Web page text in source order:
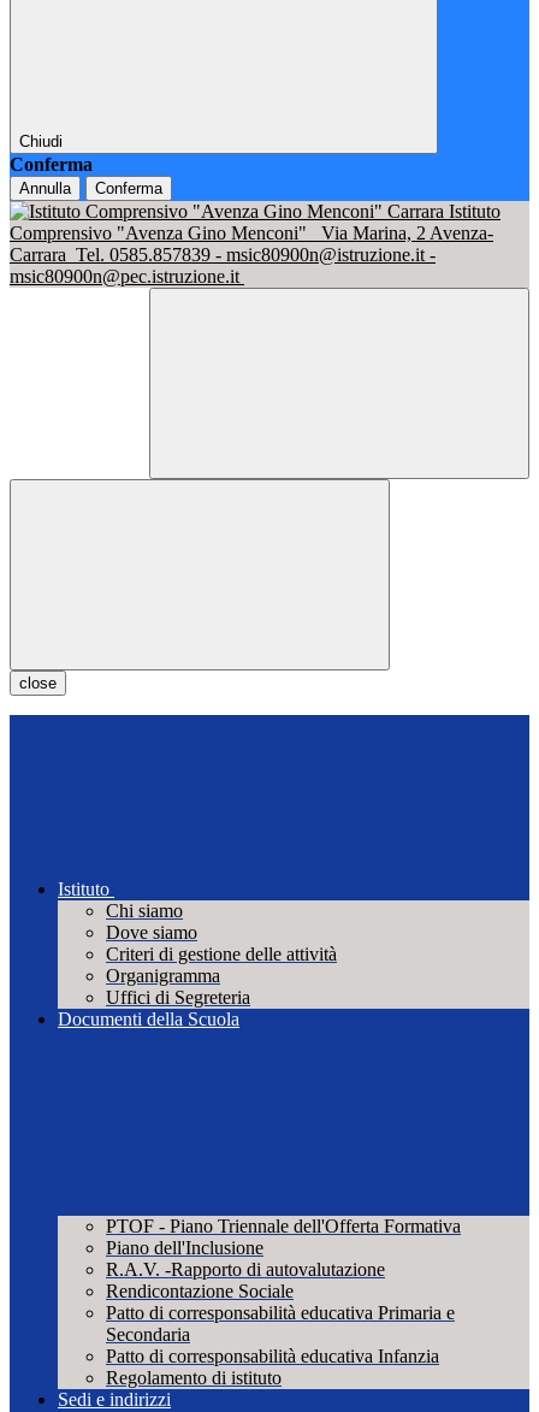
Chiudi
Conferma
Annulla Conferma
Istituto
Comprensivo "Avenza Gino Menconi"
Via Marina, 2 Avenza-
Carrara Tel. 0585.857839 - msic80900n@istruzione.it -
msic80900n@pec.istruzione.it
close
Istituto
Chi siamo
Dove siamo
Criteri di gestione delle attività
Organigramma
Uffici di Segreteria
Documenti della Scuola
PTOF - Piano Triennale dell'Offerta Formativa
Piano dell'Inclusione
R.A.V. -Rapporto di autovalutazione
Rendicontazione Sociale
Patto di corresponsabilità educativa Primaria e
Secondaria
Patto di corresponsabilità educativa Infanzia
Regolamento di istituto
Sedi e indirizzi